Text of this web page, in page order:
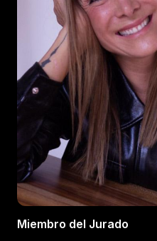
Miembro del Jurado